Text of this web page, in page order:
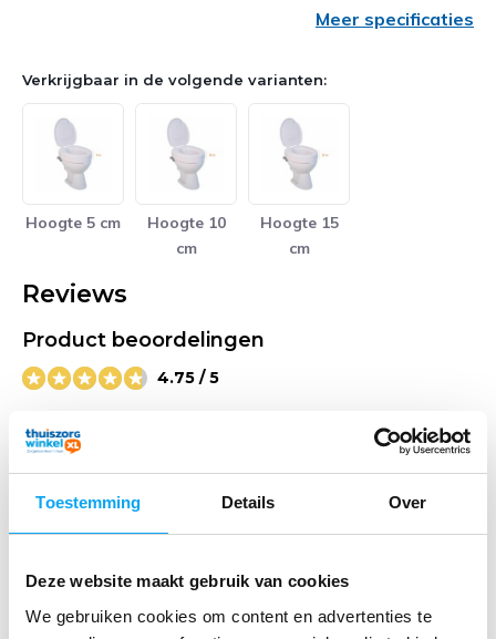
Toestemming Details Over
Deze website maakt gebruik van cookies
We gebruiken cookies om content en advertenties te
Meer specificaties
Verkrijgbaar in de volgende varianten:
Hoogte 5 cm
Hoogte 10
cm
Hoogte 15
cm
Reviews
Product beoordelingen
4.75 / 5
Door
5 / 5
Prima
DoorNel van Suijdam- 27-09-2022 14:13
4 / 5
Goed product. Makkelijk te plaatsen.